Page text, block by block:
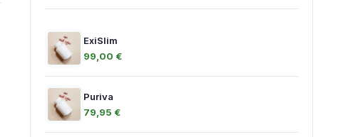
ExiSlim
99,00 €
Puriva
79,95 €